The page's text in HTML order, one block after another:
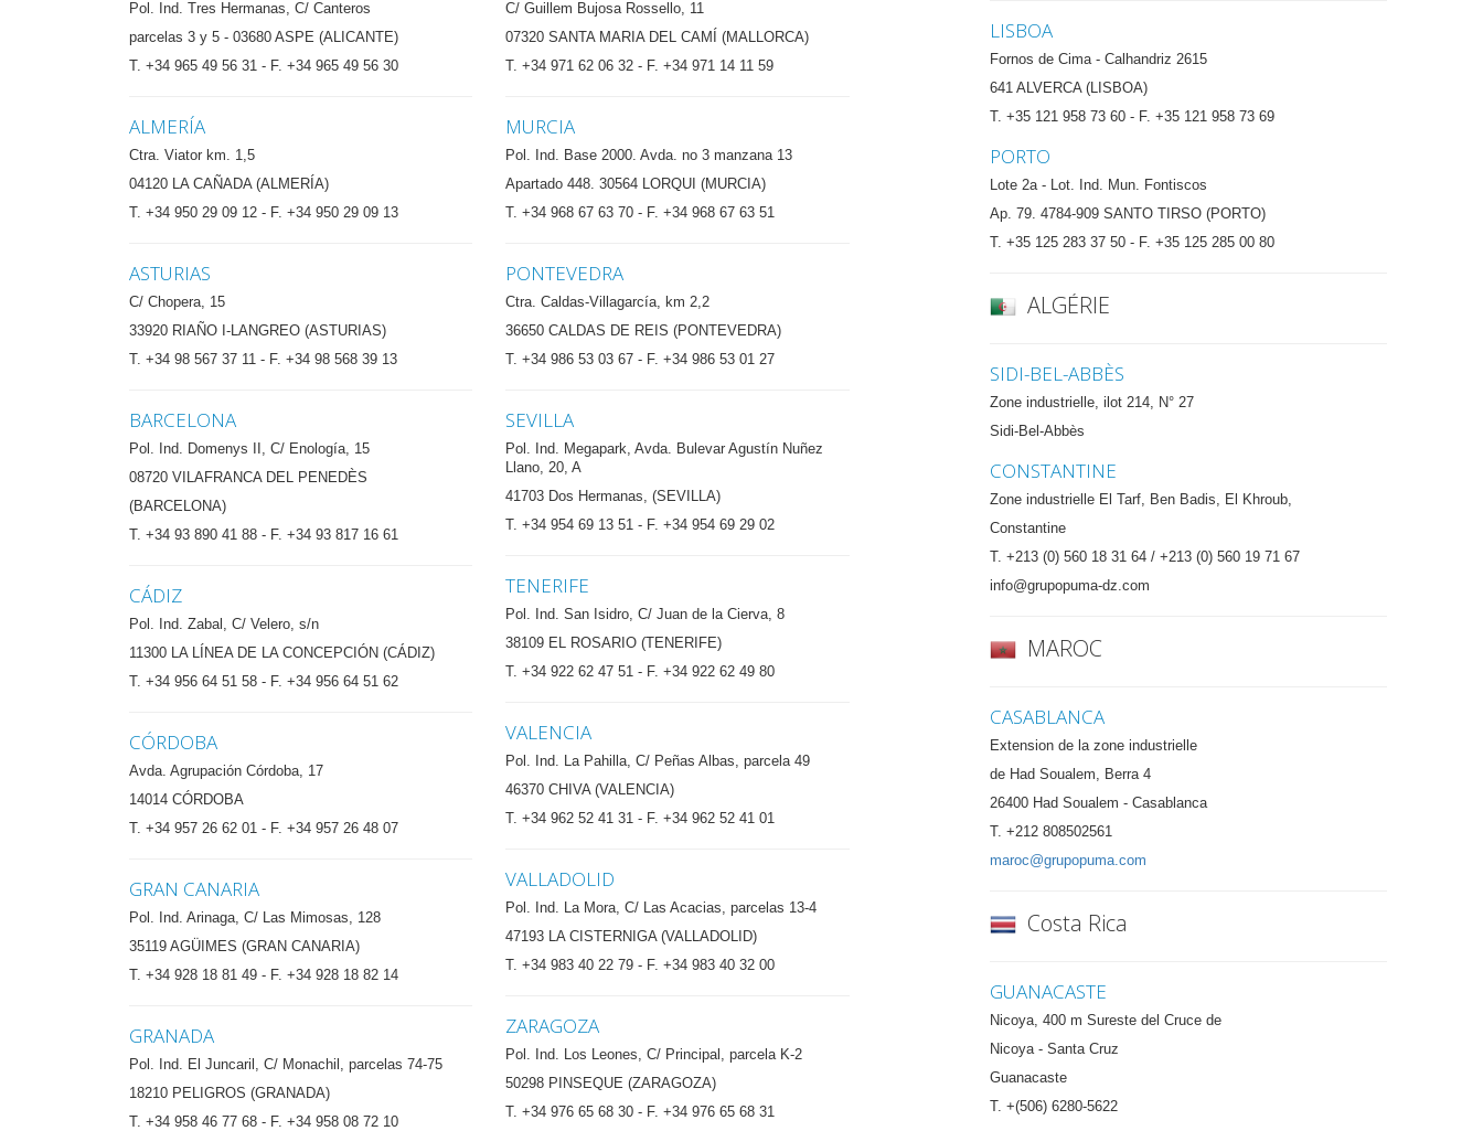
Pol. Ind. Tres Hermanas, C/ Canteros
parcelas 3 y 5 - 03680 ASPE (ALICANTE)
T. +34 965 49 56 31 - F. +34 965 49 56 30
ALMERÍA
Ctra. Viator km. 1,5
04120 LA CAÑADA (ALMERÍA)
T. +34 950 29 09 12 - F. +34 950 29 09 13
ASTURIAS
C/ Chopera, 15
33920 RIAÑO I-LANGREO (ASTURIAS)
T. +34 98 567 37 11 - F. +34 98 568 39 13
BARCELONA
Pol. Ind. Domenys II, C/ Enología, 15
08720 VILAFRANCA DEL PENEDÈS
(BARCELONA)
T. +34 93 890 41 88 - F. +34 93 817 16 61
CÁDIZ
Pol. Ind. Zabal, C/ Velero, s/n
11300 LA LÍNEA DE LA CONCEPCIÓN (CÁDIZ)
T. +34 956 64 51 58 - F. +34 956 64 51 62
CÓRDOBA
Avda. Agrupación Córdoba, 17
14014 CÓRDOBA
T. +34 957 26 62 01 - F. +34 957 26 48 07
GRAN CANARIA
Pol. Ind. Arinaga, C/ Las Mimosas, 128
35119 AGÜIMES (GRAN CANARIA)
T. +34 928 18 81 49 - F. +34 928 18 82 14
GRANADA
Pol. Ind. El Juncaril, C/ Monachil, parcelas 74-75
18210 PELIGROS (GRANADA)
T. +34 958 46 77 68 - F. +34 958 08 72 10
C/ Guillem Bujosa Rossello, 11
07320 SANTA MARIA DEL CAMÍ (MALLORCA)
T. +34 971 62 06 32 - F. +34 971 14 11 59
MURCIA
Pol. Ind. Base 2000. Avda. no 3 manzana 13
Apartado 448. 30564 LORQUI (MURCIA)
T. +34 968 67 63 70 - F. +34 968 67 63 51
PONTEVEDRA
Ctra. Caldas-Villagarcía, km 2,2
36650 CALDAS DE REIS (PONTEVEDRA)
T. +34 986 53 03 67 - F. +34 986 53 01 27
SEVILLA
Pol. Ind. Megapark, Avda. Bulevar Agustín Nuñez
Llano, 20, A
41703 Dos Hermanas, (SEVILLA)
T. +34 954 69 13 51 - F. +34 954 69 29 02
TENERIFE
Pol. Ind. San Isidro, C/ Juan de la Cierva, 8
38109 EL ROSARIO (TENERIFE)
T. +34 922 62 47 51 - F. +34 922 62 49 80
VALENCIA
Pol. Ind. La Pahilla, C/ Peñas Albas, parcela 49
46370 CHIVA (VALENCIA)
T. +34 962 52 41 31 - F. +34 962 52 41 01
VALLADOLID
Pol. Ind. La Mora, C/ Las Acacias, parcelas 13-4
47193 LA CISTERNIGA (VALLADOLID)
T. +34 983 40 22 79 - F. +34 983 40 32 00
ZARAGOZA
Pol. Ind. Los Leones, C/ Principal, parcela K-2
50298 PINSEQUE (ZARAGOZA)
T. +34 976 65 68 30 - F. +34 976 65 68 31
LISBOA
Fornos de Cima - Calhandriz 2615
641 ALVERCA (LISBOA)
T. +35 121 958 73 60 - F. +35 121 958 73 69
PORTO
Lote 2a - Lot. Ind. Mun. Fontiscos
Ap. 79. 4784-909 SANTO TIRSO (PORTO)
T. +35 125 283 37 50 - F. +35 125 285 00 80
ALGÉRIE
SIDI-BEL-ABBÈS
Zone industrielle, ilot 214, N° 27
Sidi-Bel-Abbès
CONSTANTINE
Zone industrielle El Tarf, Ben Badis, El Khroub,
Constantine
T. +213 (0) 560 18 31 64 / +213 (0) 560 19 71 67
info@grupopuma-dz.com
MAROC
CASABLANCA
Extension de la zone industrielle
de Had Soualem, Berra 4
26400 Had Soualem - Casablanca
T. +212 808502561
maroc@grupopuma.com
Costa Rica
GUANACASTE
Nicoya, 400 m Sureste del Cruce de
Nicoya - Santa Cruz
Guanacaste
T. +(506) 6280-5622